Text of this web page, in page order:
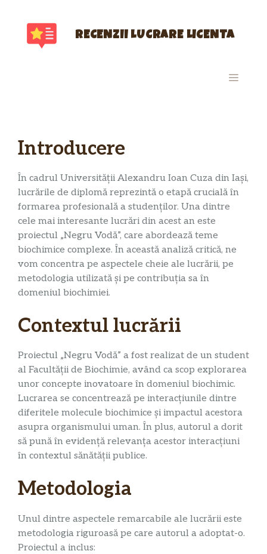
conținut
RECENZII LUCRARE LICENTA
MENIU
Introducere
În cadrul Universității Alexandru Ioan Cuza din Iași,
lucrările de diplomă reprezintă o etapă crucială în
formarea profesională a studenților. Una dintre
cele mai interesante lucrări din acest an este
proiectul „Negru Vodă”, care abordează teme
biochimice complexe. În această analiză critică, ne
vom concentra pe aspectele cheie ale lucrării, pe
metodologia utilizată și pe contribuția sa în
domeniul biochimiei.
Contextul lucrării
Proiectul „Negru Vodă” a fost realizat de un student
al Facultății de Biochimie, având ca scop explorarea
unor concepte inovatoare în domeniul biochimic.
Lucrarea se concentrează pe interacțiunile dintre
diferitele molecule biochimice și impactul acestora
asupra organismului uman. În plus, autorul a dorit
să pună în evidență relevanța acestor interacțiuni
în contextul sănătății publice.
Metodologia
Unul dintre aspectele remarcabile ale lucrării este
metodologia riguroasă pe care autorul a adoptat-o.
Proiectul a inclus: